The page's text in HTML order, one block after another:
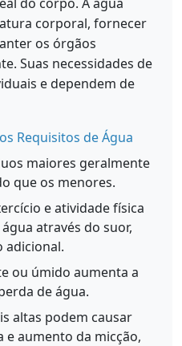
corporal, fornecer
os órgãos
Suas necessidades de
e dependem de
Requisitos de Água
maiores geralmente
que os menores.
e atividade física
através do suor,
adicional.
ou úmido aumenta a
de água.
altas podem causar
e aumento da micção,